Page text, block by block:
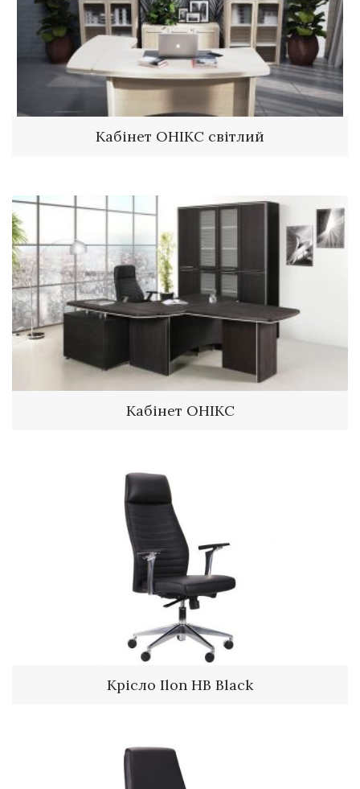
Кабінет ОНІКС світлий
Кабінет ОНІКС
Крісло Ilon HB Black